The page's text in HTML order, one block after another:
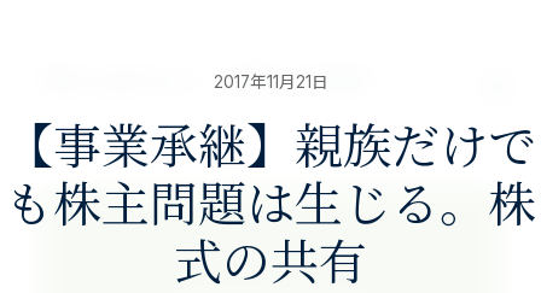
澤田公認会計士・税理士事務所
2017年11月21日
【事業承継】親族だけで
も株主問題は生じる。株
式の共有